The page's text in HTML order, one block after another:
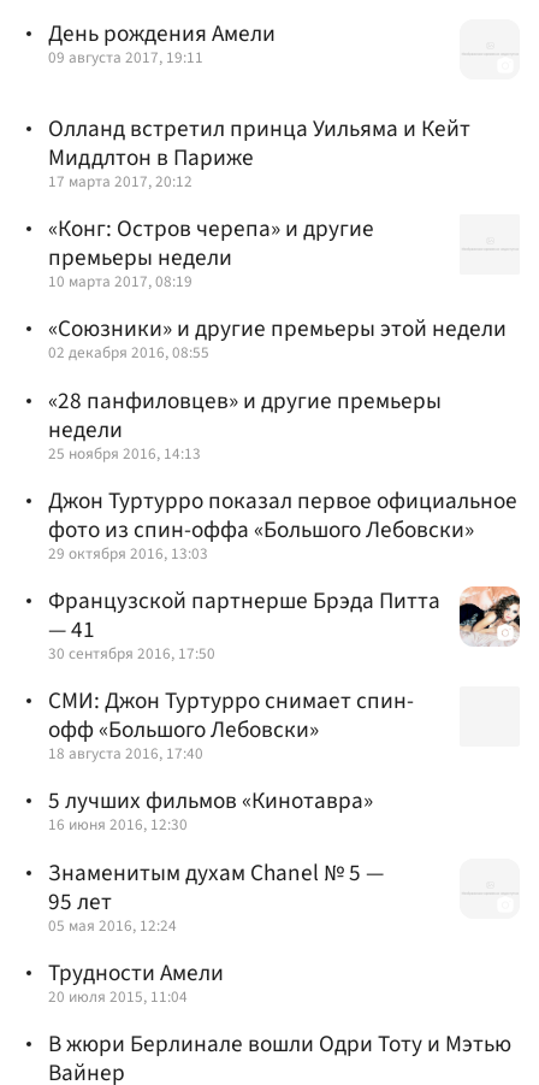
День рождения Амели
09 августа 2017, 19:11
Олланд встретил принца Уильяма и Кейт
Миддлтон в Париже
17 марта 2017, 20:12
«Конг: Остров черепа» и другие
премьеры недели
10 марта 2017, 08:19
«Союзники» и другие премьеры этой недели
02 декабря 2016, 08:55
«28 панфиловцев» и другие премьеры
недели
25 ноября 2016, 14:13
Джон Туртурро показал первое официальное
фото из спин-оффа «Большого Лебовски»
29 октября 2016, 13:03
Французской партнерше Брэда Питта
— 41
30 сентября 2016, 17:50
СМИ: Джон Туртурро снимает спин-
офф «Большого Лебовски»
18 августа 2016, 17:40
5 лучших фильмов «Кинотавра»
16 июня 2016, 12:30
Знаменитым духам Chanel № 5 —
95 лет
05 мая 2016, 12:24
Трудности Амели
20 июля 2015, 11:04
В жюри Берлинале вошли Одри Тоту и Мэтью
Вайнер